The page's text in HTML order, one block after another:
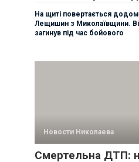
На щиті повертається
Лещишин з Миколаївщини.
загинув під час бойового
Новости Николаева
Смертельна ДТП: